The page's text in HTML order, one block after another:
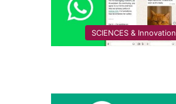
SCIENCES & Innovation